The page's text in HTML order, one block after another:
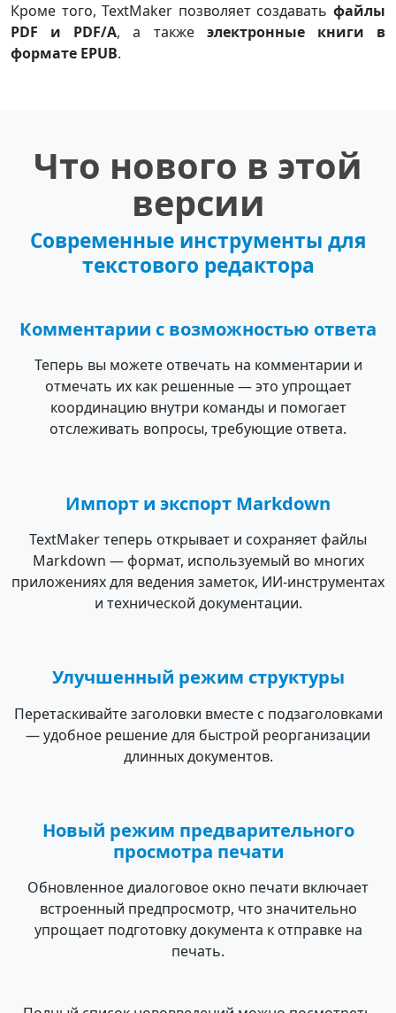
Кроме того, TextMaker позволяет создавать файлы
PDF и PDF/A, а также электронные книги в
формате EPUB.
Что нового в этой
версии
Современные инструменты для
текстового редактора
Комментарии с возможностью ответа
Теперь вы можете отвечать на комментарии и
отмечать их как решенные — это упрощает
координацию внутри команды и помогает
отслеживать вопросы, требующие ответа.
Импорт и экспорт Markdown
TextMaker теперь открывает и сохраняет файлы
Markdown — формат, используемый во многих
приложениях для ведения заметок, ИИ-инструментах
и технической документации.
Улучшенный режим структуры
Перетаскивайте заголовки вместе с подзаголовками
— удобное решение для быстрой реорганизации
длинных документов.
Новый режим предварительного
просмотра печати
Обновленное диалоговое окно печати включает
встроенный предпросмотр, что значительно
упрощает подготовку документа к отправке на
печать.